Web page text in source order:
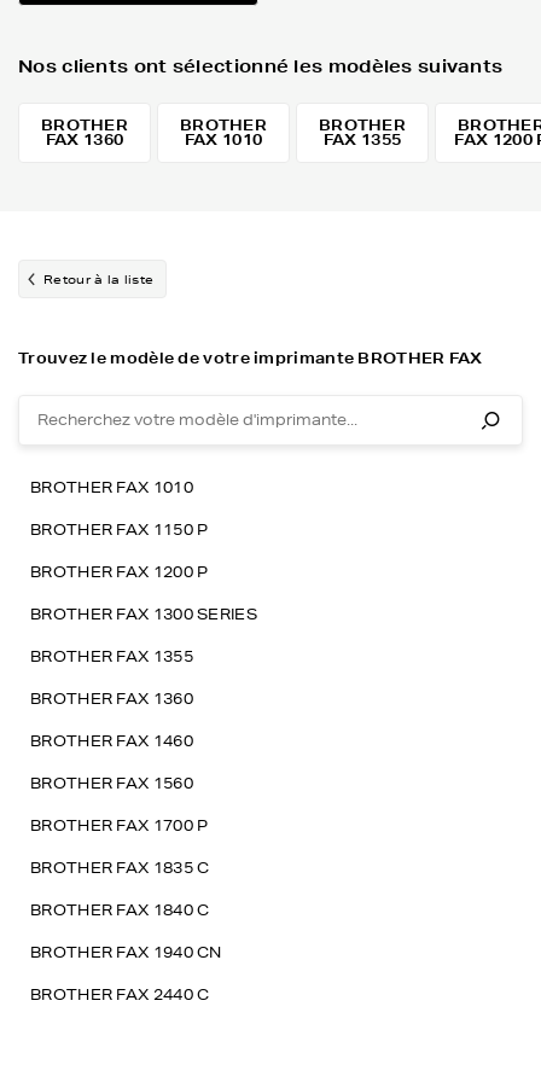
Nos clients ont sélectionné les modèles suivants
BROTHER
FAX 1360
BROTHER
FAX 1010
BROTHER
FAX 1355 FAX 1200
Retour à la liste
Trouvez le modèle de votre imprimante BROTHER FAX
BROTHER FAX 1010
BROTHER FAX 1150 P
BROTHER FAX 1200 P
BROTHER FAX 1300 SERIES
BROTHER FAX 1355
BROTHER FAX 1360
BROTHER FAX 1460
BROTHER FAX 1560
BROTHER FAX 1700 P
BROTHER FAX 1835 C
BROTHER FAX 1840 C
BROTHER FAX 1940 CN
BROTHER FAX 2440 C